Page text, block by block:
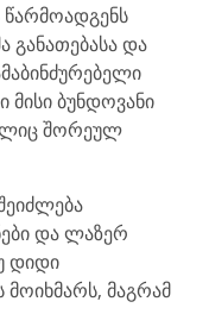
განათებასა და
მისი ბუნდოვანი
შორეულ
და ლაზერ
დიდი
მაგრამ